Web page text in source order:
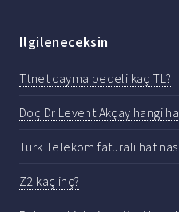
Ilgileneceksin
Ttnet cayma bedeli kaç TL?
Doç Dr Levent Akçay hangi
Türk Telekom faturali hat
Z2 kaç inç?